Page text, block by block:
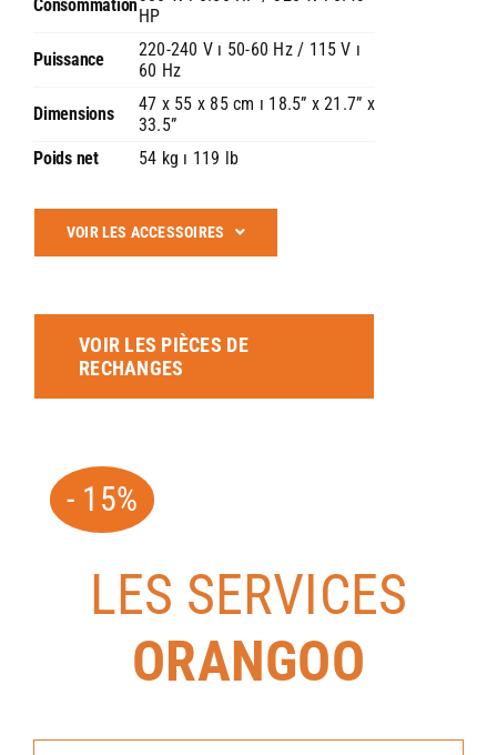
Consommation
HP
Puissance
220-240 V ı 50-60 Hz / 115 V ı
60 Hz
Dimensions
47 x 55 x 85 cm ı 18.5” x 21.7” x
33.5”
Poids net
54 kg ı 119 lb
VOIR LES ACCESSOIRES
VOIR LES PIÈCES DE
RECHANGES
- 15%
LES SERVICES
ORANGOO